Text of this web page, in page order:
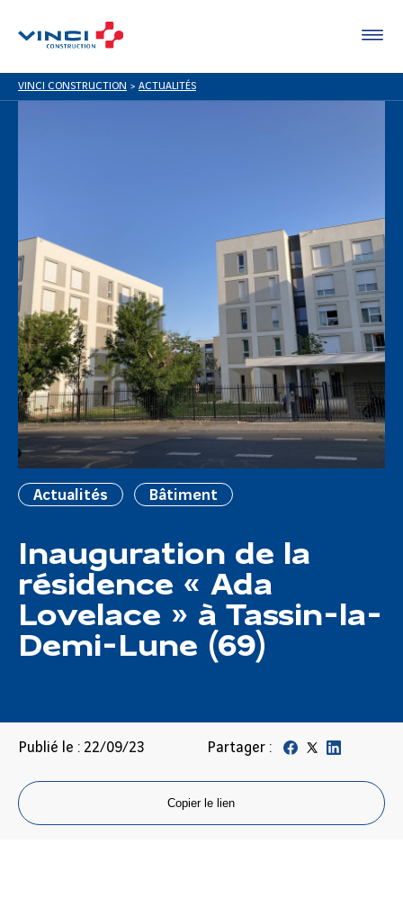
VINCI CONSTRUCTION > ACTUALITÉS
Actualités Bâtiment
Inauguration de la
résidence « Ada
Lovelace » à Tassin-la-
Demi-Lune (69)
Publié le : 22/09/23 Partager :
Copier le lien